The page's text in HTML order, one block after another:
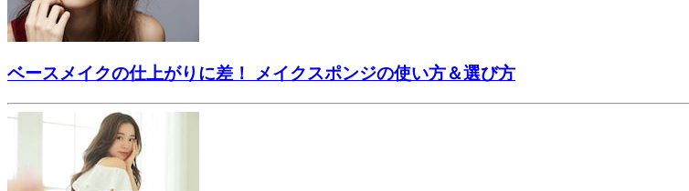
ベースメイクの仕上がりに差！ メイクスポンジの使い方＆選び方